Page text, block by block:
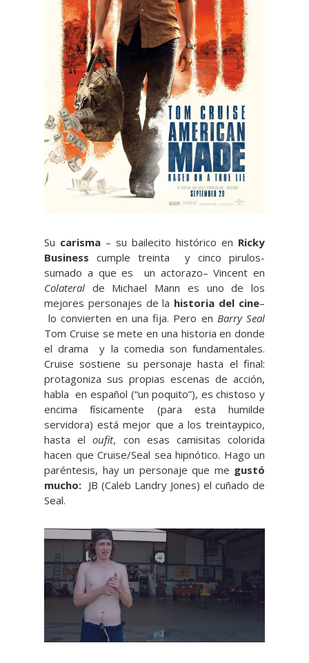
Su carisma – su bailecito histórico en Ricky
Business cumple treinta y cinco pirulos-
sumado a que es un actorazo– Vincent en
Colateral de Michael Mann es uno de los
mejores personajes de la historia del cine–
lo convierten en una fija. Pero en Barry Seal
Tom Cruise se mete en una historia en donde
el drama y la comedia son fundamentales.
Cruise sostiene su personaje hasta el final:
protagoniza sus propias escenas de acción,
habla en español (“un poquito”), es chistoso y
encima físicamente (para esta humilde
servidora) está mejor que a los treintaypico,
hasta eloufit, con esas camisitas colorida
hacen que Cruise/Seal sea hipnótico. Hago un
paréntesis, hay un personaje que me gustó
mucho: JB (Caleb Landry Jones) el cuñado de
Seal.